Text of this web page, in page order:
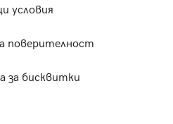
условия
поверителност
за бисквитки